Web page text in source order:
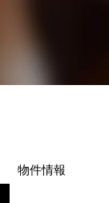
物件情報